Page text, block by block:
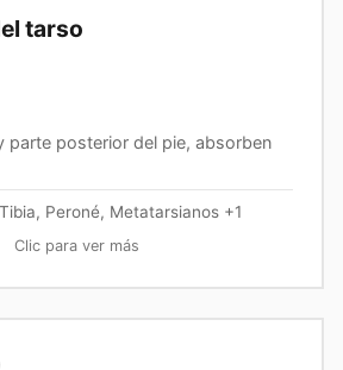
tarso
parte posterior del pie, absorben
Tibia, Peroné, Metatarsianos+1
Clic para ver más